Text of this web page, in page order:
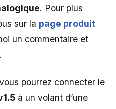
. Pour plus
sur la page produit
un commentaire et
vous pourrez connecter le
à un volant d’une